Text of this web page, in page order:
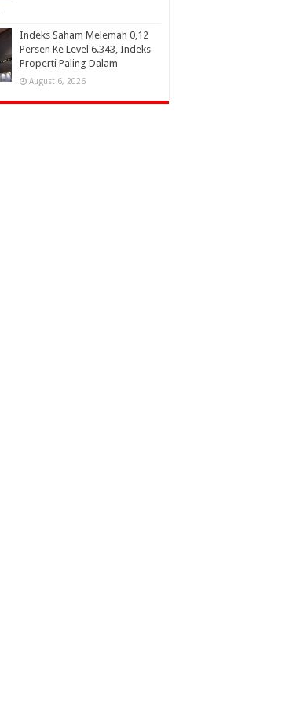
Indeks Saham Melemah 0,12
Persen Ke Level 6.343, Indeks
Properti Paling Dalam
August 6, 2026